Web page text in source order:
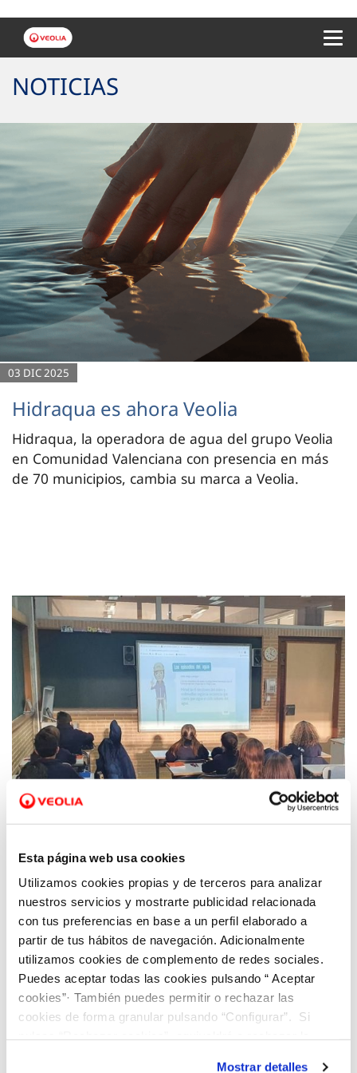
Esta página web usa cookies
Utilizamos cookies propias y de terceros para analizar
nuestros servicios y mostrarte publicidad relacionada
con tus preferencias en base a un perfil elaborado a
partir de tus hábitos de navegación. Adicionalmente
utilizamos cookies de complemento de redes sociales.
Puedes aceptar todas las cookies pulsando “ Aceptar
cookies”· También puedes permitir o rechazar las
cookies de forma granular pulsando “Configurar”. Si
Mostrar detalles
NOTICIAS
03 DIC 2025
Hidraqua es ahora Veolia
Hidraqua, la operadora de agua del grupo Veolia
en Comunidad Valenciana con presencia en más
de 70 municipios, cambia su marca a Veolia.
26 ENE 2022
educación ambiental con una nueva
plataforma digital